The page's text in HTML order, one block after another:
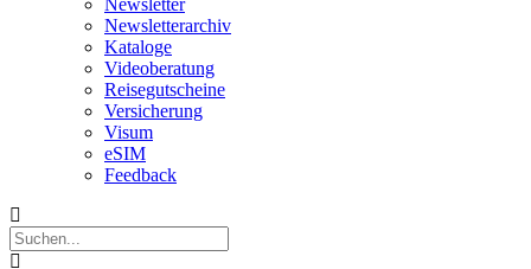
Newsletter
Newsletterarchiv
Kataloge
Videoberatung
Reisegutscheine
Versicherung
Visum
eSIM
Feedback